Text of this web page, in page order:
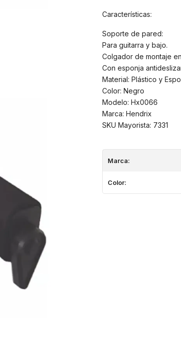
Características:
Soporte de pared:
Para guitarra y bajo.
Colgador de montaje
Con esponja
Material: Plástico y
Color: Negro
Modelo: Hx0066
Marca: Hendrix
SKU Mayorista: 7331
Marca:
Color: